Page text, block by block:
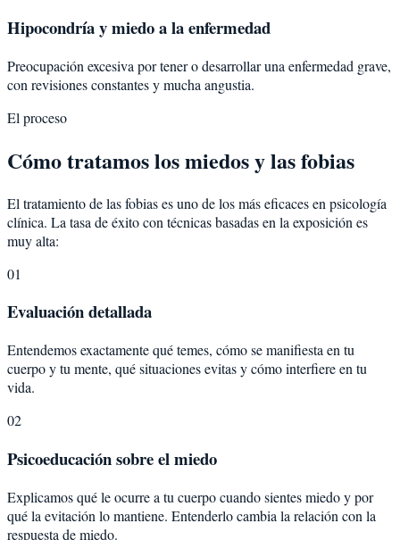
Hipocondría y miedo a la enfermedad
Preocupación excesiva por tener o desarrollar una enfermedad grave,
con revisiones constantes y mucha angustia.
El proceso
Cómo tratamos los miedos y las fobias
El tratamiento de las fobias es uno de los más eficaces en psicología
clínica. La tasa de éxito con técnicas basadas en la exposición es
muy alta:
01
Evaluación detallada
Entendemos exactamente qué temes, cómo se manifiesta en tu
cuerpo y tu mente, qué situaciones evitas y cómo interfiere en tu
vida.
02
Psicoeducación sobre el miedo
Explicamos qué le ocurre a tu cuerpo cuando sientes miedo y por
qué la evitación lo mantiene. Entenderlo cambia la relación con la
respuesta de miedo.